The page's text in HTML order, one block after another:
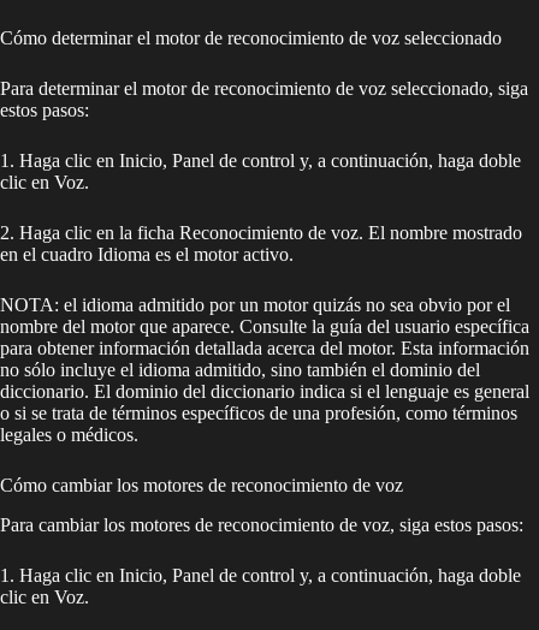
Cómo determinar el motor de reconocimiento de voz seleccionado
Para determinar el motor de reconocimiento de voz seleccionado, siga
estos pasos:
1. Haga clic en Inicio, Panel de control y, a continuación, haga doble
clic en Voz.
2. Haga clic en la ficha Reconocimiento de voz. El nombre mostrado
en el cuadro Idioma es el motor activo.
NOTA: el idioma admitido por un motor quizás no sea obvio por el
nombre del motor que aparece. Consulte la guía del usuario específica
para obtener información detallada acerca del motor. Esta información
no sólo incluye el idioma admitido, sino también el dominio del
diccionario. El dominio del diccionario indica si el lenguaje es general
o si se trata de términos específicos de una profesión, como términos
legales o médicos.
Cómo cambiar los motores de reconocimiento de voz
Para cambiar los motores de reconocimiento de voz, siga estos pasos:
1. Haga clic en Inicio, Panel de control y, a continuación, haga doble
clic en Voz.